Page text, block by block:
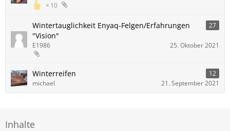
10
Wintertauglichkeit Enyaq-Felgen/Erfahrungen
"Vision"
27
E1986 25. Oktober 2021
Winterreifen
12
michael
21. September 2021
Inhalte